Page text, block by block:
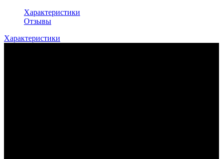
Характеристики
Отзывы
Характеристики